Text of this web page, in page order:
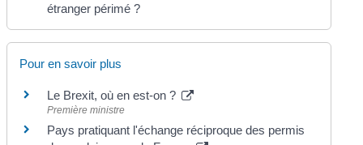
étranger périmé ?
Pour en savoir plus
Le Brexit, où en est-on ?
Première ministre
Pays pratiquant l'échange réciproque des permis